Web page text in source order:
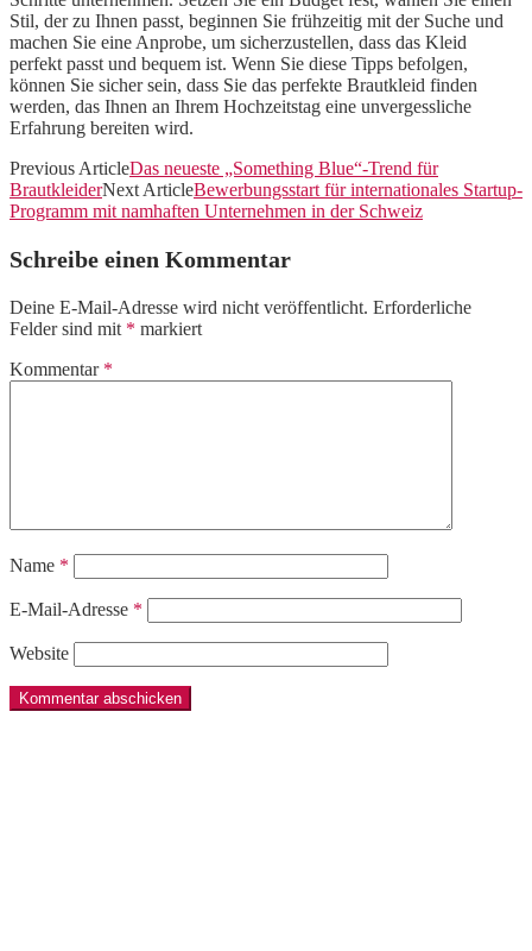
Stil, der zu Ihnen passt, beginnen Sie frühzeitig mit der Suche und
machen Sie eine Anprobe, um sicherzustellen, dass das Kleid
perfekt passt und bequem ist. Wenn Sie diese Tipps befolgen,
können Sie sicher sein, dass Sie das perfekte Brautkleid finden
werden, das Ihnen an Ihrem Hochzeitstag eine unvergessliche
Erfahrung bereiten wird.
Previous ArticleDas neueste „Something Blue“-Trend für
BrautkleiderNext ArticleBewerbungsstart für internationales Startup-
Programm mit namhaften Unternehmen in der Schweiz
Schreibe einen Kommentar
Deine E-Mail-Adresse wird nicht veröffentlicht. Erforderliche
Felder sind mit * markiert
Kommentar *
Name *
E-Mail-Adresse *
Website